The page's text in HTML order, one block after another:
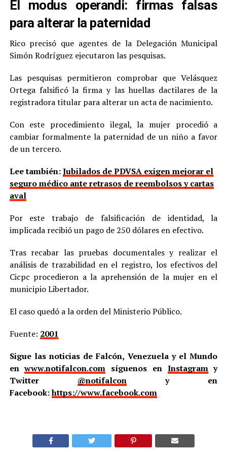
El modus operandi: firmas falsas
para alterar la paternidad
Rico precisó que agentes de la Delegación Municipal
Simón Rodríguez ejecutaron las pesquisas.
Las pesquisas permitieron comprobar que Velásquez
Ortega falsificó la firma y las huellas dactilares de la
registradora titular para alterar un acta de nacimiento.
Con este procedimiento ilegal, la mujer procedió a
cambiar formalmente la paternidad de un niño a favor
de un tercero.
Lee también:Jubilados de PDVSA exigen mejorar el
seguro médico ante retrasos de reembolsos y cartas
aval
Por este trabajo de falsificación de identidad, la
implicada recibió un pago de 250 dólares en efectivo.
Tras recabar las pruebas documentales y realizar el
análisis de trazabilidad en el registro, los efectivos del
Cicpc procedieron a la aprehensión de la mujer en el
municipio Libertador.
El caso quedó a la orden del Ministerio Público.
Fuente: 2001
Sigue las noticias de Falcón, Venezuela y el Mundo
enwww.notifalcon.com síguenos en Instagramy
Twitter @notifalcony en
Facebook:https://www.facebook.com